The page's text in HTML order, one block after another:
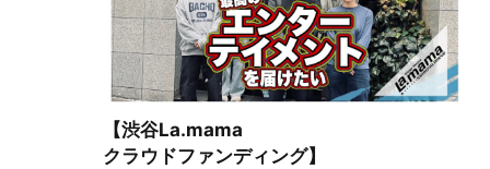
【渋谷La.mama
クラウドファンディング】